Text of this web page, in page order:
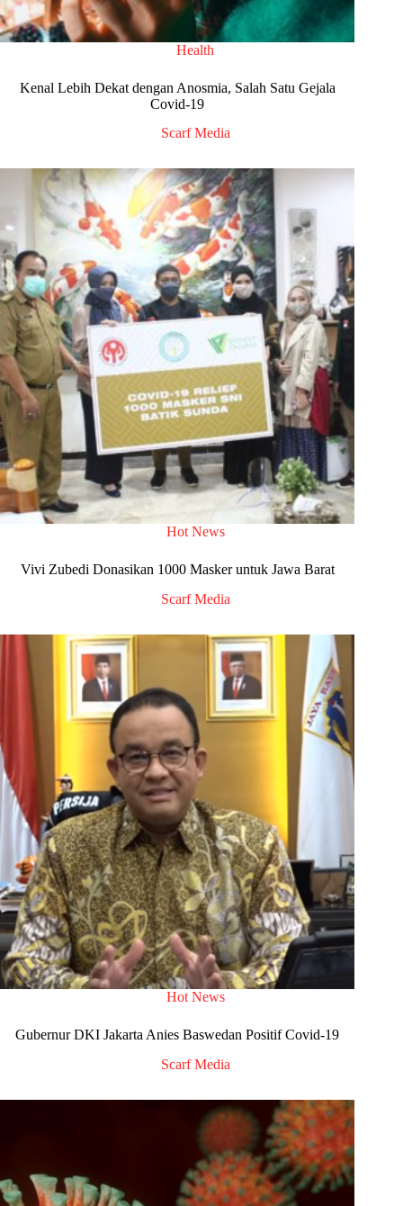
Health
Kenal Lebih Dekat dengan Anosmia, Salah Satu Gejala
Covid-19
Scarf Media
Hot News
Vivi Zubedi Donasikan 1000 Masker untuk Jawa Barat
Scarf Media
Hot News
Gubernur DKI Jakarta Anies Baswedan Positif Covid-19
Scarf Media